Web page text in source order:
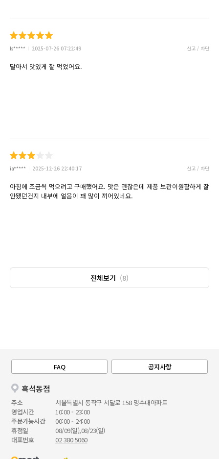
ls***** 2025-07-26 07:22:49 신고 / 차단
달아서 맛있게 잘 먹었어요.
ia***** 2025-12-26 22:40:17 신고 / 차단
아침에 조금씩 먹으려고 구매했어요. 맛은 괜찮은데 제품 보관이원활하게 잘
안됐던건지 내부에 얼음이 꽤 많이 끼어있네요.
전체보기 (8)
FAQ 공지사항
흑석동점
주소
서울특별시 동작구 서달로 158 명수대아파트
영업시간
10:00 - 23:00
주문가능시간
00:00 - 24:00
휴점일
08/09(일),08/23(일)
대표번호
02 380 5060